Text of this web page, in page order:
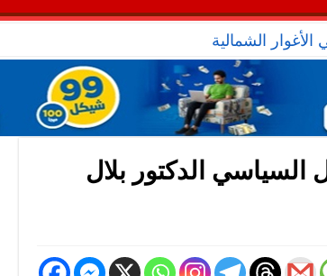
الشمالية
السياسي الدكتور بلال